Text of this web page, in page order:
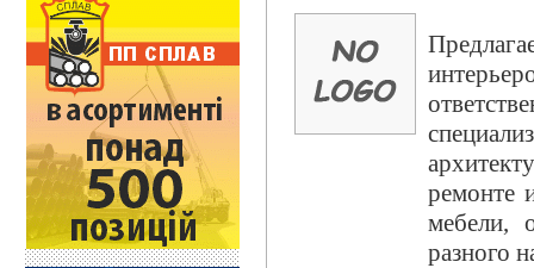
ремонте
мебели,
разного